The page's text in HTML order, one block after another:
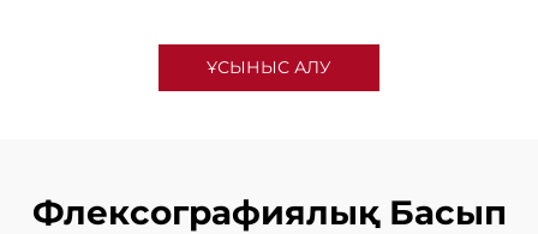
ҰСЫНЫС АЛУ
Флексографиялық Басып